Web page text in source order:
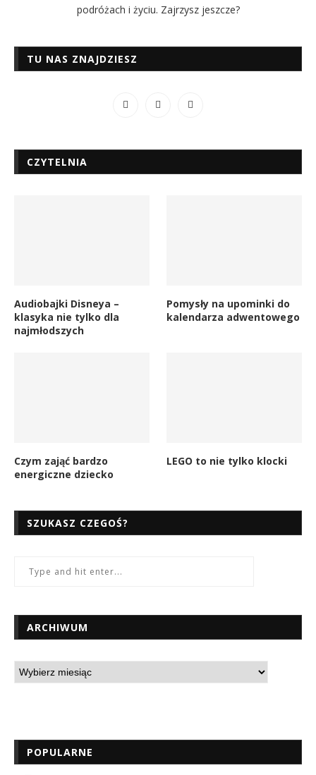
podróżach i życiu. Zajrzysz jeszcze?
TU NAS ZNAJDZIESZ
CZYTELNIA
Audiobajki Disneya –
klasyka nie tylko dla
najmłodszych
Pomysły na upominki do
kalendarza adwentowego
Czym zająć bardzo
energiczne dziecko
LEGO to nie tylko klocki
SZUKASZ CZEGOŚ?
ARCHIWUM
POPULARNE